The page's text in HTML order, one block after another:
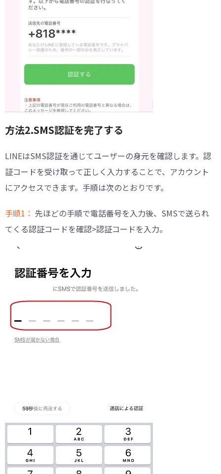
方法2.SMS認証を完了する
LINEはSMS認証を通じてユーザーの身元を確認します。認
証コードを受け取って正しく入力することで、アカウント
にアクセスできます。手順は次のとおりです。
手順1： 先ほどの手順で電話番号を入力後、SMSで送られ
てくる認証コードを確認>認証コードを入力。